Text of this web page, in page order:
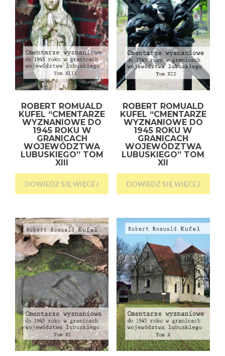
ROBERT ROMUALD
KUFEL “CMENTARZE
WYZNANIOWE DO
1945 ROKU W
GRANICACH
WOJEWÓDZTWA
LUBUSKIEGO” TOM
XIII
DOWIEDZ SIĘ WIĘCEJ
ROBERT ROMUALD
KUFEL “CMENTARZE
WYZNANIOWE DO
1945 ROKU W
GRANICACH
WOJEWÓDZTWA
LUBUSKIEGO” TOM
XII
DOWIEDZ SIĘ WIĘCEJ